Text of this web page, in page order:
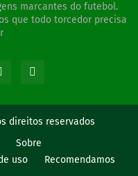
marcantes do futebol.
que todo torcedor precisa
direitos reservados
Sobre
uso
Recomendamos